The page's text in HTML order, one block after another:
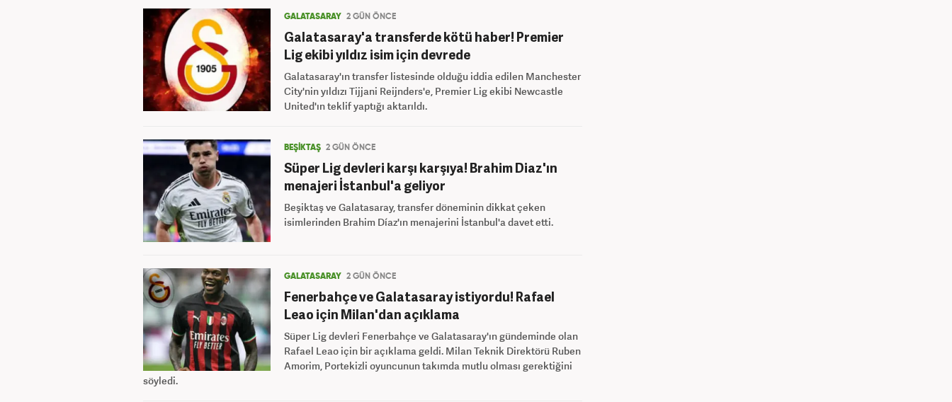
GALATASARAY 2 GÜN ÖNCE
Galatasaray'a transferde kötü haber! Premier
Lig ekibi yıldız isim için devrede
Galatasaray'ın transfer listesinde olduğu iddia edilen Manchester
City'nin yıldızı Tijjani Reijnders'e, Premier Lig ekibi Newcastle
United'ın teklif yaptığı aktarıldı.
BEŞİKTAŞ 2 GÜN ÖNCE
Süper Lig devleri karşı karşıya! Brahim Diaz'ın
menajeri İstanbul'a geliyor
Beşiktaş ve Galatasaray, transfer döneminin dikkat çeken
isimlerinden Brahim Díaz'ın menajerini İstanbul'a davet etti.
GALATASARAY 2 GÜN ÖNCE
Fenerbahçe ve Galatasaray istiyordu! Rafael
Leao için Milan'dan açıklama
Süper Lig devleri Fenerbahçe ve Galatasaray'ın gündeminde olan
Rafael Leao için bir açıklama geldi. Milan Teknik Direktörü Ruben
Amorim, Portekizli oyuncunun takımda mutlu olması gerektiğini
söyledi.